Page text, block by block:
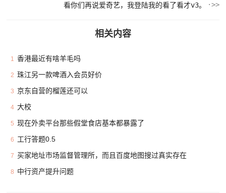
看你们再说爱奇艺，我登陆我的看了看才v3。
相关内容
1 香港最近有啥羊毛吗
2 珠江另一款啤酒入会员好价
3 京东自营的榴莲还可以
4 大校
5 现在外卖平台那些假堂食店基本都暴露了
6 工行答题0.5
7 买家地址市场监督管理所，而且百度地图搜过真实存在
8 中行资产提升问题